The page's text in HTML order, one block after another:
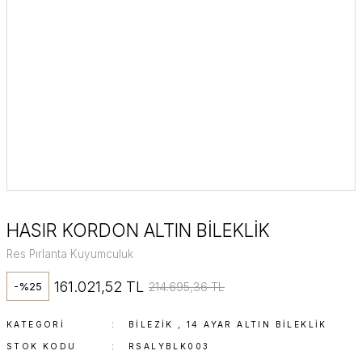
HASIR KORDON ALTIN BİLEKLİK
Res Pırlanta Kuyumculuk
-%25 161.021,52 TL 214.695,36 TL
KATEGORI BİLEZİK ,14 AYAR ALTIN BILEKLIK
STOK KODU RSALYBLK003